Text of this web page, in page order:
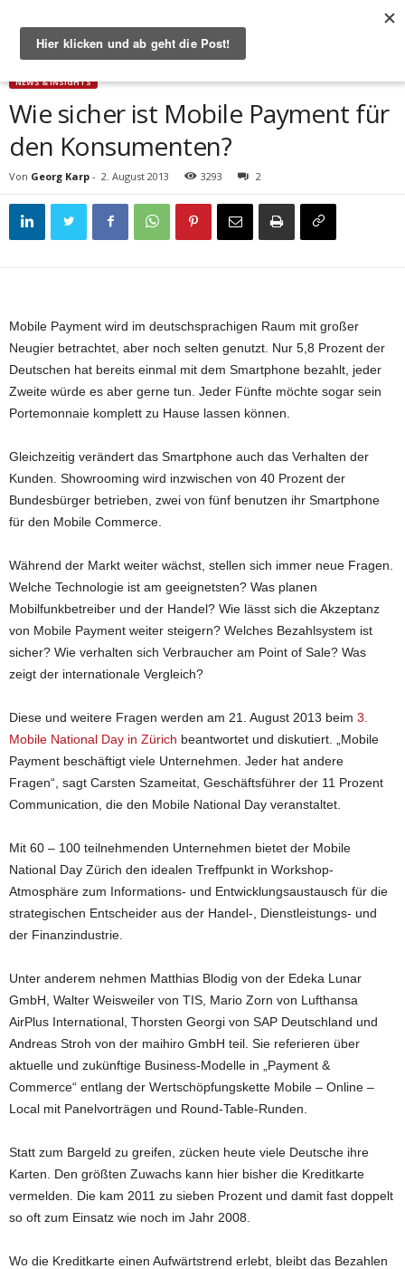
Start News & Insights Wie sicher ist Mobile Payment für den Konsumenten?
NEWS & INSIGHTS
Wie sicher ist Mobile Payment für
den Konsumenten?
Von Georg Karp - 2. August 2013 3293 2
Mobile Payment wird im deutschsprachigen Raum mit großer
Neugier betrachtet, aber noch selten genutzt. Nur 5,8 Prozent der
Deutschen hat bereits einmal mit dem Smartphone bezahlt, jeder
Zweite würde es aber gerne tun. Jeder Fünfte möchte sogar sein
Portemonnaie komplett zu Hause lassen können.
Gleichzeitig verändert das Smartphone auch das Verhalten der
Kunden. Showrooming wird inzwischen von 40 Prozent der
Bundesbürger betrieben, zwei von fünf benutzen ihr Smartphone
für den Mobile Commerce.
Während der Markt weiter wächst, stellen sich immer neue Fragen.
Welche Technologie ist am geeignetsten? Was planen
Mobilfunkbetreiber und der Handel? Wie lässt sich die Akzeptanz
von Mobile Payment weiter steigern? Welches Bezahlsystem ist
sicher? Wie verhalten sich Verbraucher am Point of Sale? Was
zeigt der internationale Vergleich?
Diese und weitere Fragen werden am 21. August 2013 beim 3.
Mobile National Day in Zürich beantwortet und diskutiert. „Mobile
Payment beschäftigt viele Unternehmen. Jeder hat andere
Fragen“, sagt Carsten Szameitat, Geschäftsführer der 11 Prozent
Communication, die den Mobile National Day veranstaltet.
Mit 60 – 100 teilnehmenden Unternehmen bietet der Mobile
National Day Zürich den idealen Treffpunkt in Workshop-
Atmosphäre zum Informations- und Entwicklungsaustausch für die
strategischen Entscheider aus der Handel-, Dienstleistungs- und
der Finanzindustrie.
Unter anderem nehmen Matthias Blodig von der Edeka Lunar
GmbH, Walter Weisweiler von TIS, Mario Zorn von Lufthansa
AirPlus International, Thorsten Georgi von SAP Deutschland und
Andreas Stroh von der maihiro GmbH teil. Sie referieren über
aktuelle und zukünftige Business-Modelle in „Payment &
Commerce“ entlang der Wertschöpfungskette Mobile – Online –
Local mit Panelvorträgen und Round-Table-Runden.
Statt zum Bargeld zu greifen, zücken heute viele Deutsche ihre
Karten. Den größten Zuwachs kann hier bisher die Kreditkarte
vermelden. Die kam 2011 zu sieben Prozent und damit fast doppelt
so oft zum Einsatz wie noch im Jahr 2008.
Wo die Kreditkarte einen Aufwärtstrend erlebt, bleibt das Bezahlen